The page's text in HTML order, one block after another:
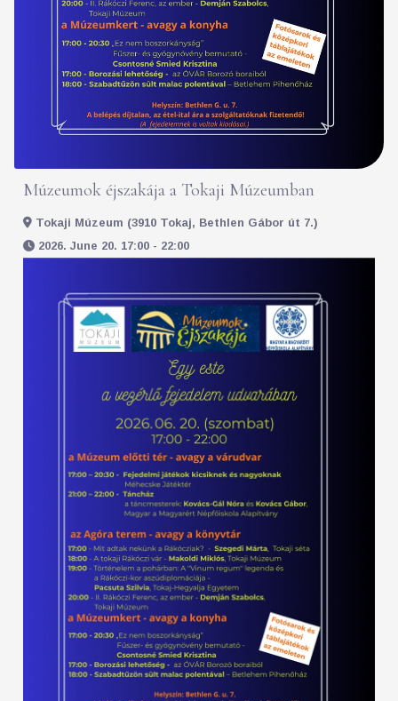
Múzeumok éjszakája a Tokaji Múzeumban
Tokaji Múzeum (3910 Tokaj, Bethlen Gábor út 7.)
2026. June 20. 17:00 - 22:00